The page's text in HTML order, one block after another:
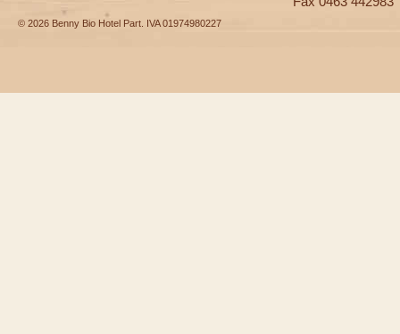
© 2026 Benny Bio Hotel Part. IVA 01974980227